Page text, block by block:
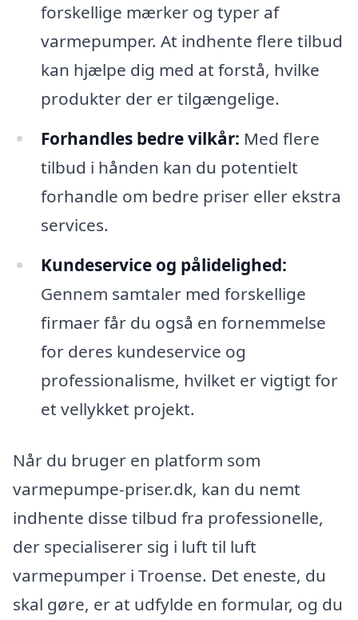
forskellige mærker og typer af
varmepumper. At indhente flere tilbud
kan hjælpe dig med at forstå, hvilke
produkter der er tilgængelige.
Forhandles bedre vilkår: Med flere
tilbud i hånden kan du potentielt
forhandle om bedre priser eller ekstra
services.
Kundeservice og pålidelighed:
Gennem samtaler med forskellige
firmaer får du også en fornemmelse
for deres kundeservice og
professionalisme, hvilket er vigtigt for
et vellykket projekt.
Når du bruger en platform som
varmepumpe-priser.dk, kan du nemt
indhente disse tilbud fra professionelle,
der specialiserer sig i luft til luft
varmepumper i Troense. Det eneste, du
skal gøre, er at udfylde en formular, og du